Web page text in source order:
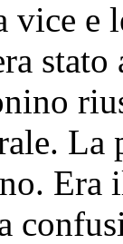
vice e
La
Era